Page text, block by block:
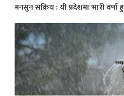
मनसुन सक्रिय : यी प्रदेशमा भारी वर्षा